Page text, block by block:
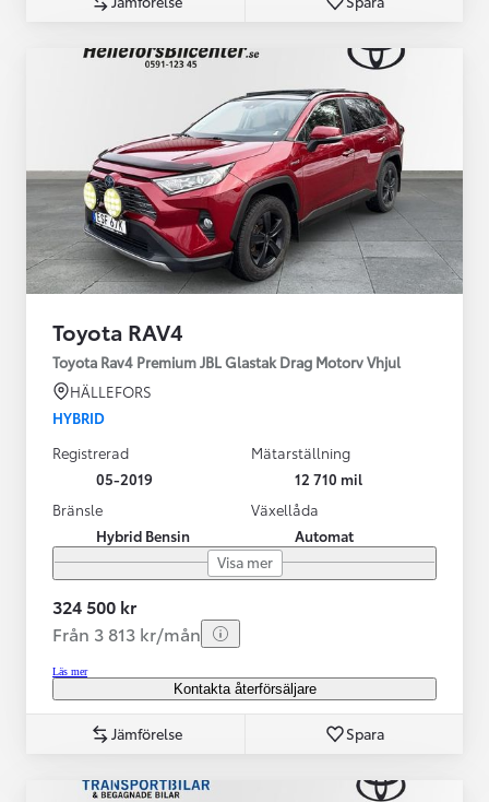
Toyota RAV4
Toyota Rav4 Premium JBL Glastak Drag Motorv Vhjul
HÄLLEFORS
HYBRID
Registrerad
05-2019
Mätarställning
12 710 mil
Bränsle
Hybrid Bensin
Växellåda
Automat
Visa mer
324 500 kr
Från 3 813 kr/mån
Läs mer
Kontakta återförsäljare
Jämförelse Spara